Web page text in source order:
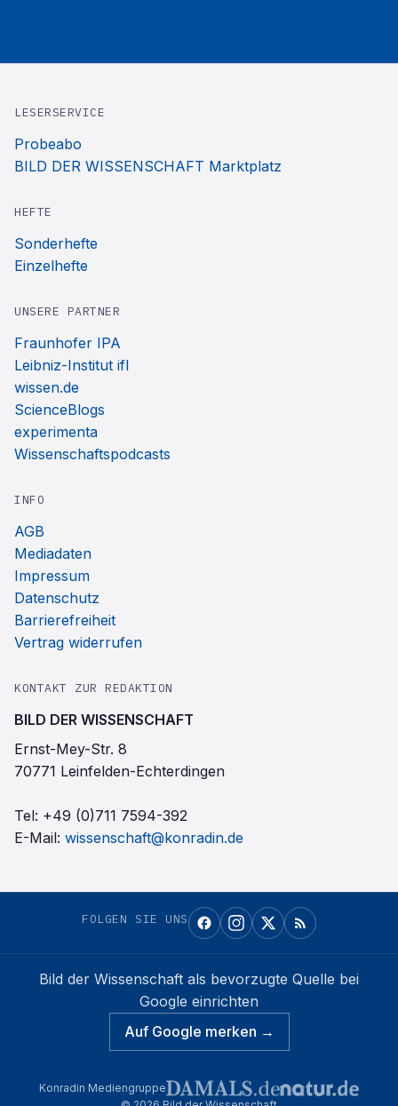
LESERSERVICE
Probeabo
BILD DER WISSENSCHAFT Marktplatz
HEFTE
Sonderhefte
Einzelhefte
UNSERE PARTNER
Fraunhofer IPA
Leibniz-Institut ifl
wissen.de
ScienceBlogs
experimenta
Wissenschaftspodcasts
INFO
AGB
Mediadaten
Impressum
Datenschutz
Barrierefreiheit
Vertrag widerrufen
KONTAKT ZUR REDAKTION
BILD DER WISSENSCHAFT
Ernst-Mey-Str. 8
70771 Leinfelden-Echterdingen
Tel: +49 (0)711 7594-392
E-Mail: wissenschaft@konradin.de
FOLGEN SIE UNS
Bild der Wissenschaft als bevorzugte Quelle bei
Google einrichten
Auf Google merken →
Konradin Mediengruppe